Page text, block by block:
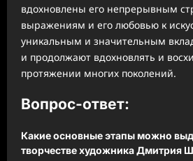
вдохновлены его непрерывным
выражениям и его любовью к
уникальным и значительным
и продолжают вдохновлять и
протяжении многих поколений.
Вопрос-ответ:
Какие основные этапы можно
творчестве художника Дмитрия